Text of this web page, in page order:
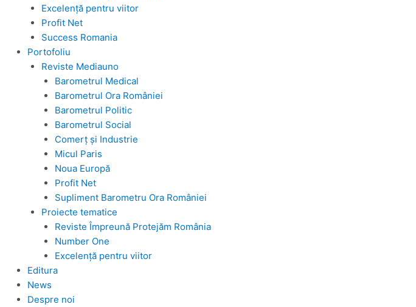
Excelență pentru viitor
Profit Net
Success Romania
Portofoliu
Reviste Mediauno
Barometrul Medical
Barometrul Ora României
Barometrul Politic
Barometrul Social
Comerț și Industrie
Micul Paris
Noua Europă
Profit Net
Supliment Barometru Ora României
Proiecte tematice
Reviste Împreună Protejăm România
Number One
Excelență pentru viitor
Editura
News
Despre noi